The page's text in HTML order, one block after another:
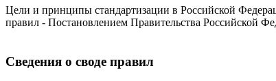
Цели и принципы стандартизации в Российской
правил - Постановлением Правительства Российской
Сведения о своде правил